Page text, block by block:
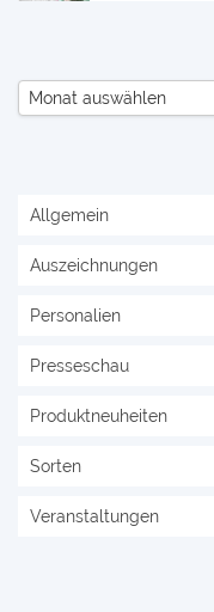
Archives
Allgemein
Auszeichnungen
Personalien
Presseschau
Produktneuheiten
Sorten
Veranstaltungen